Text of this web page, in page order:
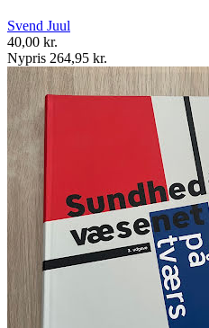
Svend Juul
40,00 kr.
Nypris 264,95 kr.